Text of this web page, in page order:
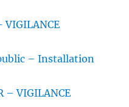
VIGILANCE
– Installation
– VIGILANCE